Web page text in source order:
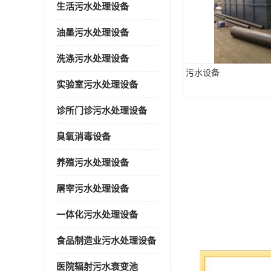
生活污水处理设备
油墨污水处理设备
洗涤污水处理设备
实验室污水处理设备
诊所门诊污水处理设备
臭氧消毒设备
养殖污水处理设备
屠宰污水处理设备
一体化污水处理设备
食品制造业污水处理设备
医院辐射污水衰变池
污水设备